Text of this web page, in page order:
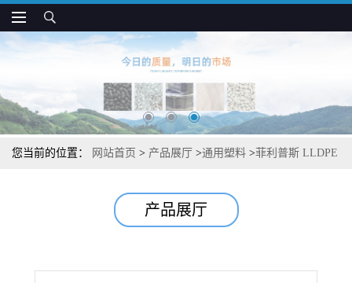
您当前的位置： 网站首页 > 产品展厅 >通用塑料 >菲利普斯 LLDPE
产品展厅